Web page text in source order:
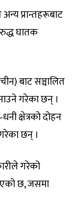
प्रान्तहरूबाट
घातक
बाट सञ्चालित
गरेका छन् ।
क्षेत्रको दोहन
छन् ।
गरेको
छ, जसमा